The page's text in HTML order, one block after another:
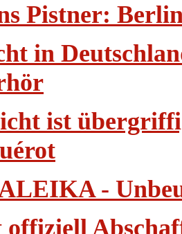
Pistner:
in
ist
-
offiziell